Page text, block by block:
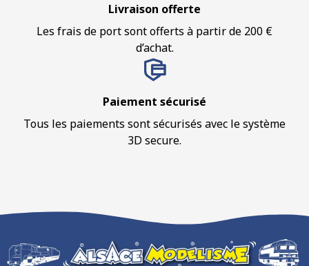
Livraison offerte
Les frais de port sont offerts à partir de 200 €
d’achat.
Paiement sécurisé
Tous les paiements sont sécurisés avec le système
3D secure.